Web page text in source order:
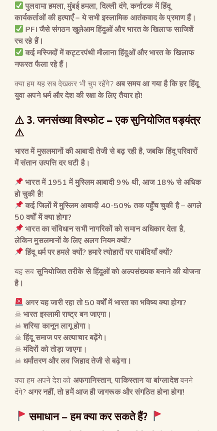
पुलवामा हमला,मुंबई हमला,दिल्ली दंगे,कर्नाटक में हिंदू
कार्यकर्ताओं की हत्याएँ– ये सभी इस्लामिक आतंकवाद के प्रमाण हैं।
PFI जैसे संगठन खुलेआम हिंदुओं और भारत के खिलाफ साजिशें
रच रहे हैं।
कई मस्जिदों में कट्टरपंथी मौलाना हिंदुओं और भारत के खिलाफ
नफरत फैला रहे हैं।
क्या हम यह सब देखकर भी चुप रहेंगे? अब समय आ गया है कि हर हिंदू
युवा अपने धर्म और देश की रक्षा के लिए तैयार हो!
⚠ 3.जनसंख्या विस्फोट–एक सुनियोजित षड्यंत्र
⚠
भारत में मुसलमानों की आबादी तेजी से बढ़ रही है,जबकि हिंदू परिवारों
में संतान उत्पत्ति दर घटी है।
भारत में 1951में मुस्लिम आबादी9% थी,आज 18% से अधिक
हो चुकी है!
कई जिलों में मुस्लिम आबादी40-50% तक पहुँच चुकी है–अगले
50वर्षों में क्या होगा?
भारत का संविधान सभी नागरिकों को समान अधिकार देता है,
लेकिन मुसलमानों के लिए अलग नियम क्यों?
हिंदू धर्म पर हमले क्यों?हमारे त्योहारों पर पाबंदियाँ क्यों?
यह सब सुनियोजित तरीके से हिंदुओं को अल्पसंख्यक बनाने की योजना
है।
अगर यह जारी रहा तो50वर्षों में भारत का भविष्य क्या होगा?
☠भारत इस्लामी राष्ट्र बन जाएगा।
☠शरिया कानून लागू होगा।
☠हिंदू समाज पर अत्याचार बढ़ेंगे।
☠मंदिरों को तोड़ा जाएगा।
☠धर्मांतरण और लव जिहाद तेजी से बढ़ेगा।
क्या हम अपने देश को अफगानिस्तान,पाकिस्तान या बांग्लादेशबनने
देंगे?अगर नहीं,तो हमें आज ही जागरूक और संगठित होना होगा!
समाधान–हम क्या कर सकते हैं?